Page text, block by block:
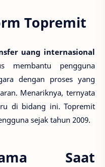
Topremit
uang internasional
membantu pengguna
dengan proses yang
Menariknya, ternyata
di bidang ini. Topremit
sejak tahun 2009.
Saat